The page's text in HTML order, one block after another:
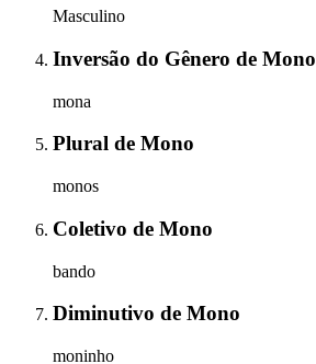
Masculino
Inversão do Gênero de Mono
mona
Plural de Mono
monos
Coletivo de Mono
bando
Diminutivo de Mono
moninho